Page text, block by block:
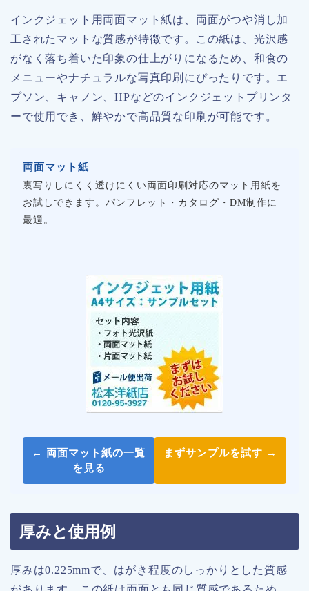
インクジェット用両面マット紙は、両面がつや消し加
工されたマットな質感が特徴です。この紙は、光沢感
がなく落ち着いた印象の仕上がりになるため、和食の
メニューやナチュラルな写真印刷にぴったりです。エ
プソン、キャノン、HPなどのインクジェットプリンタ
ーで使用でき、鮮やかで高品質な印刷が可能です。
両面マット紙
裏写りしにくく透けにくい両面印刷対応のマット用紙を
お試しできます。パンフレット・カタログ・DM制作に
最適。
← 両面マット紙の一覧
を見る
まずサンプルを試す →
厚みと使用例
厚みは0.225mmで、はがき程度のしっかりとした質感